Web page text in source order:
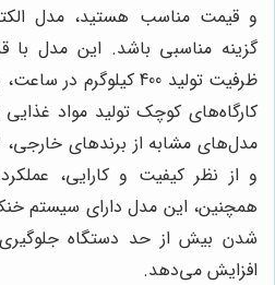
ظرفیت تولید 400
کارگاه‌های کوچک تولید مواد
و از نظر کیفیت و کارایی،
همچنین، این مدل دارای سیستم
شدن بیش از حد دستگاه
افزایش می‌دهد.